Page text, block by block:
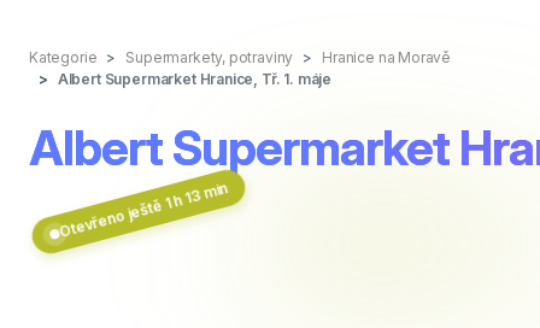
Kategorie Supermarkety, potraviny
Hranice na Moravě
Albert Supermarket Hranice, Tř. 1. máje
Albert Supermarket
Otevřeno ještě 1 h 13 min